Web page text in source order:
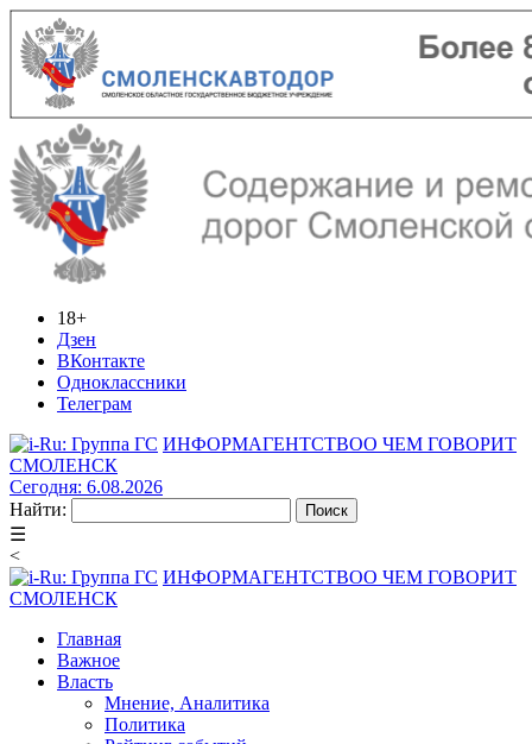
18+
Дзен
ВКонтакте
Одноклассники
Телеграм
ИНФОРМАГЕНТСТВОО ЧЕМ ГОВОРИТ
СМОЛЕНСК
Сегодня: 6.08.2026
Найти:
☰
<
ИНФОРМАГЕНТСТВОО ЧЕМ ГОВОРИТ
СМОЛЕНСК
Главная
Важное
Власть
Мнение, Аналитика
Политика